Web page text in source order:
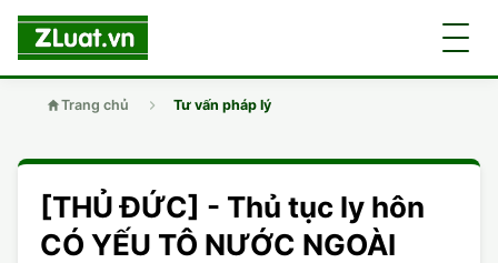
LUẬT SƯ
DÂN SỰ
Trang chủ Tư vấn pháp lý
[THỦ ĐỨC] - Thủ tục ly hôn
CÓ YẾU TÔ NƯỚC NGOÀI